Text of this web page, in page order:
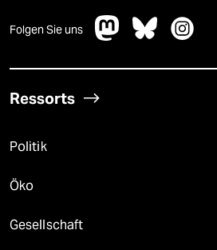
Folgen Sie uns
Ressorts
Politik
Öko
Gesellschaft